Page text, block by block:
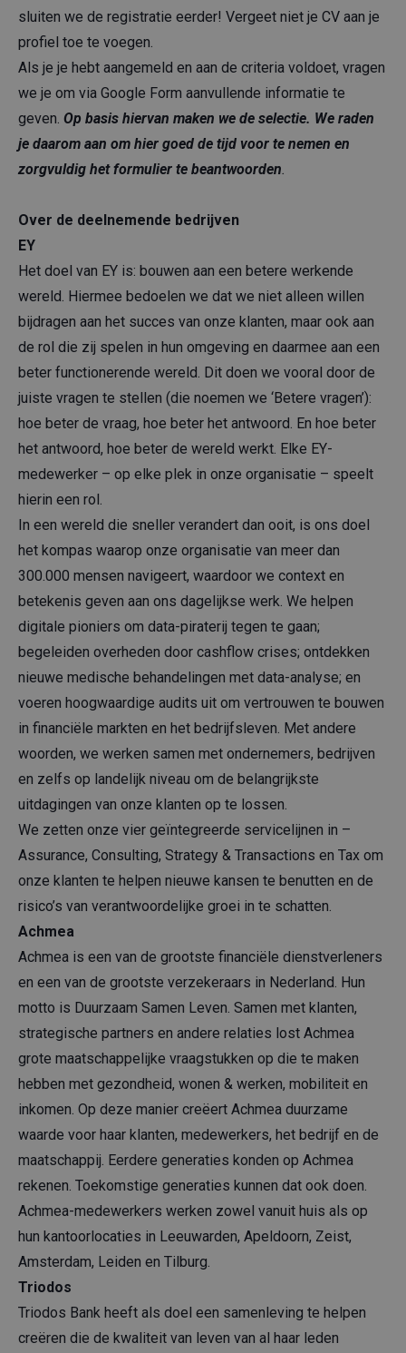
sluiten we de registratie eerder! Vergeet niet je CV aan je
profiel toe te voegen.
Als je je hebt aangemeld en aan de criteria voldoet, vragen
we je om via Google Form aanvullende informatie te
geven. Op basis hiervan maken we de selectie. We raden
je daarom aan om hier goed de tijd voor te nemen en
zorgvuldig het formulier te beantwoorden
Over de deelnemende bedrijven
EY
Het doel van EY is: bouwen aan een betere werkende
wereld. Hiermee bedoelen we dat we niet alleen willen
bijdragen aan het succes van onze klanten, maar ook aan
de rol die zij spelen in hun omgeving en daarmee aan een
beter functionerende wereld. Dit doen we vooral door de
juiste vragen te stellen (die noemen we ‘Betere vragen’):
hoe beter de vraag, hoe beter het antwoord. En hoe beter
het antwoord, hoe beter de wereld werkt. Elke EY-
medewerker – op elke plek in onze organisatie – speelt
hierin een rol.
In een wereld die sneller verandert dan ooit, is ons doel
het kompas waarop onze organisatie van meer dan
300.000 mensen navigeert, waardoor we context en
betekenis geven aan ons dagelijkse werk. We helpen
digitale pioniers om data-piraterij tegen te gaan;
begeleiden overheden door cashflow crises; ontdekken
nieuwe medische behandelingen met data-analyse; en
voeren hoogwaardige audits uit om vertrouwen te bouwen
in financiële markten en het bedrijfsleven. Met andere
woorden, we werken samen met ondernemers, bedrijven
en zelfs op landelijk niveau om de belangrijkste
uitdagingen van onze klanten op te lossen.
We zetten onze vier geïntegreerde servicelijnen in –
Assurance, Consulting, Strategy & Transactions en Tax om
onze klanten te helpen nieuwe kansen te benutten en de
risico’s van verantwoordelijke groei in te schatten.
Achmea
Achmea is een van de grootste financiële dienstverleners
en een van de grootste verzekeraars in Nederland. Hun
motto is Duurzaam Samen Leven. Samen met klanten,
strategische partners en andere relaties lost Achmea
grote maatschappelijke vraagstukken op die te maken
hebben met gezondheid, wonen & werken, mobiliteit en
inkomen. Op deze manier creëert Achmea duurzame
waarde voor haar klanten, medewerkers, het bedrijf en de
maatschappij. Eerdere generaties konden op Achmea
rekenen. Toekomstige generaties kunnen dat ook doen.
Achmea-medewerkers werken zowel vanuit huis als op
hun kantoorlocaties in Leeuwarden, Apeldoorn, Zeist,
Amsterdam, Leiden en Tilburg.
Triodos
Triodos Bank heeft als doel een samenleving te helpen
creëren die de kwaliteit van leven van al haar leden